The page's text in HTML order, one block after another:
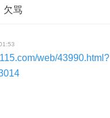
欠骂
web/43990.html?